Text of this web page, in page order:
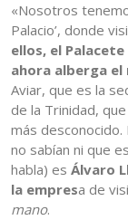
«Nosotros
Palacio’, donde
ellos, el
ahora alberga
Aviar, que es la
de la Trinidad,
más
no sabían ni que
habla) es Álvaro
la empresa de
mano.